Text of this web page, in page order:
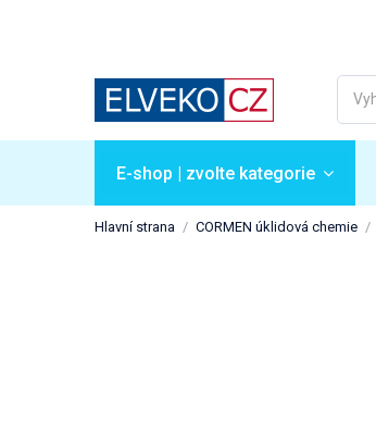
E-shop | zvolte kategorie
Hlavní strana CORMEN úklidová chemie